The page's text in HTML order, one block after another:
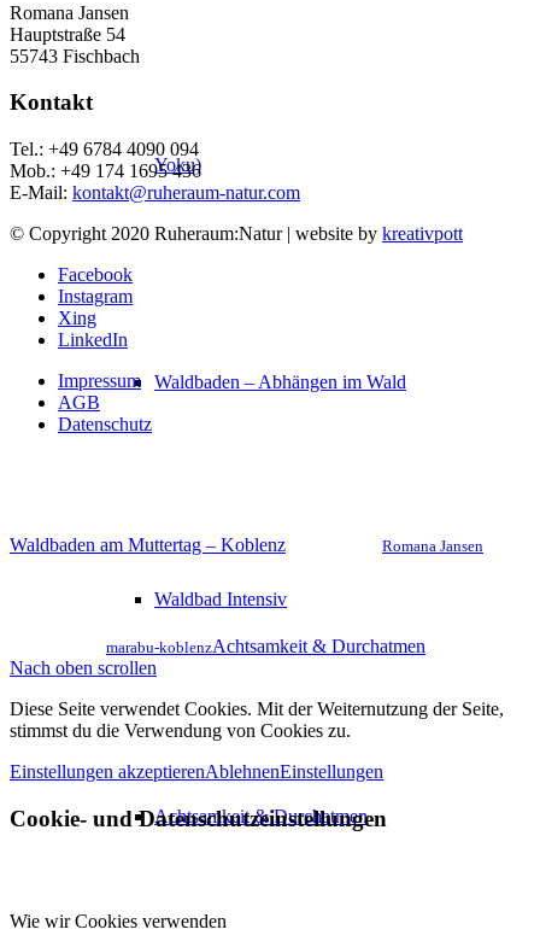
Yoku)
Waldbaden – Abhängen im Wald
Waldbad Intensiv
Achtsamkeit & Durchatmen
Romana Jansen
Hauptstraße 54
55743 Fischbach
Kontakt
Tel.: +49 6784 4090 094
Mob.: +49 174 1695 436
E-Mail: kontakt@ruheraum-natur.com
© Copyright 2020 Ruheraum:Natur | website by kreativpott
Facebook
Instagram
Xing
LinkedIn
Impressum
AGB
Datenschutz
Waldbaden am Muttertag – Koblenz Romana Jansen
marabu-koblenzAchtsamkeit & Durchatmen
Nach oben scrollen
Diese Seite verwendet Cookies. Mit der Weiternutzung der Seite,
stimmst du die Verwendung von Cookies zu.
Einstellungen akzeptierenAblehnenEinstellungen
Cookie- und Datenschutzeinstellungen
Wie wir Cookies verwenden